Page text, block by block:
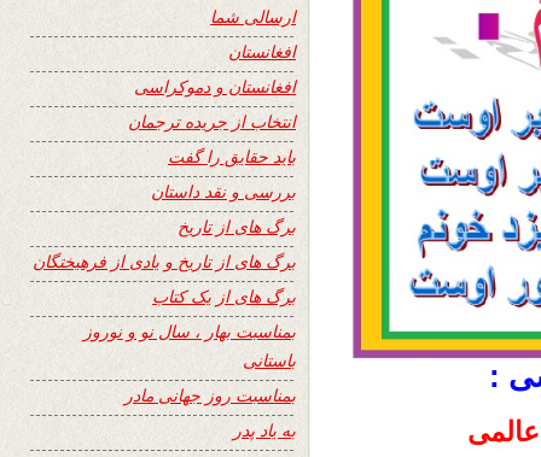
:
ارسالی شما
افغانستان
افغانستان و دموکراسی
انتخاب از جریده ترجمان
باید حقایق را گفت
بررسی و نقد داستان
برگ های از تاریخ
برگ های از تاریخ و یادی از فرهیختگان
برگ های از یک کتاب
بمناسبت بهار ، سال نو و نوروز
باستانی
بمناسبت روز جهانی مادر
به یاد پدر